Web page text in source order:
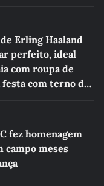
Erling Haaland
perfeito, ideal
com roupa de
com terno de
fez homenagem
campo meses